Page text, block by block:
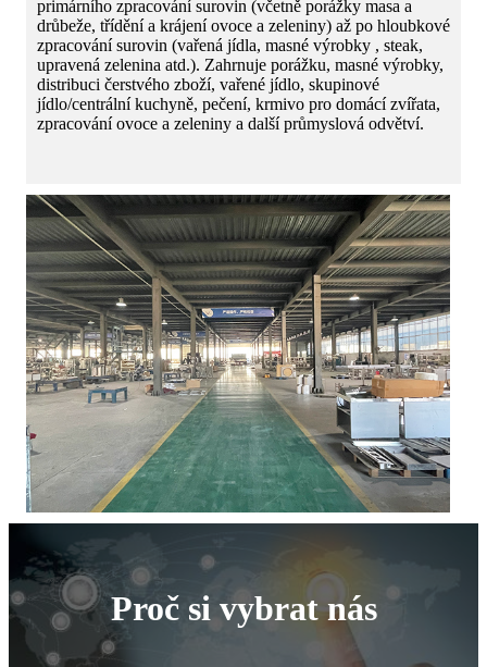
primárního zpracování surovin (včetně porážky masa a
drůbeže, třídění a krájení ovoce a zeleniny) až po hloubkové
zpracování surovin (vařená jídla, masné výrobky , steak,
upravená zelenina atd.). Zahrnuje porážku, masné výrobky,
distribuci čerstvého zboží, vařené jídlo, skupinové
jídlo/centrální kuchyně, pečení, krmivo pro domácí zvířata,
zpracování ovoce a zeleniny a další průmyslová odvětví.
Proč si vybrat nás